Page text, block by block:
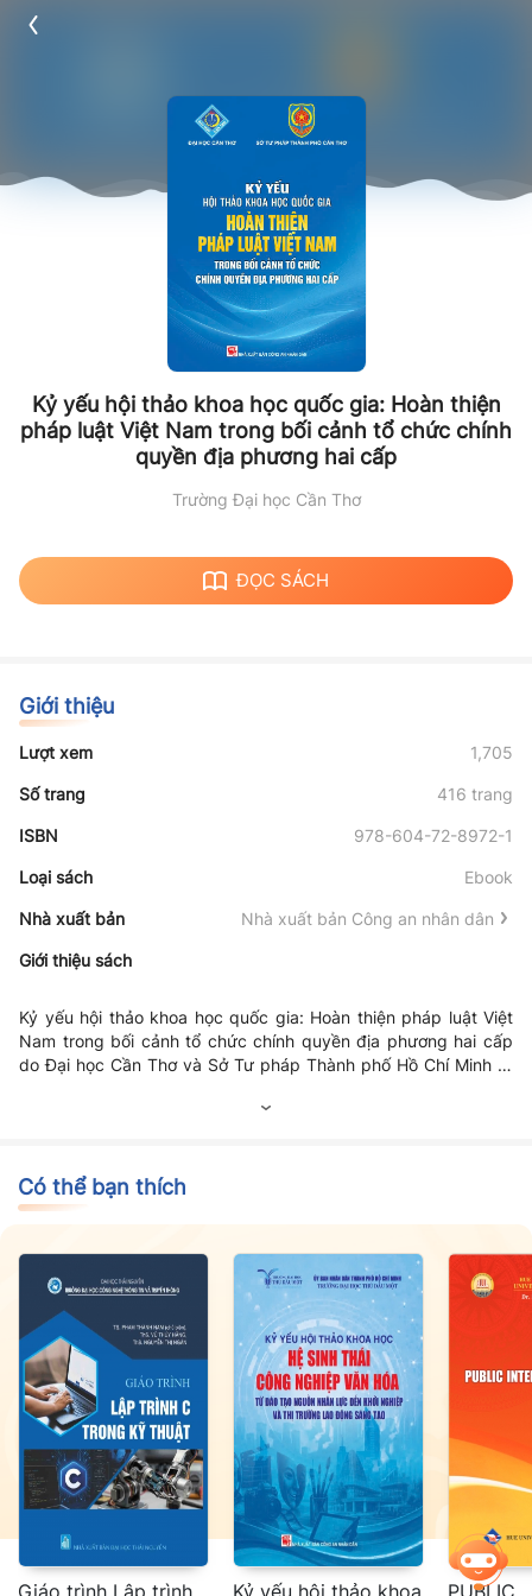
Kỷ yếu hội thảo khoa học quốc gia: Hoàn thiện
pháp luật Việt Nam trong bối cảnh tổ chức chính
quyền địa phương hai cấp
Trường Đại học Cần Thơ
ĐỌC SÁCH
Giới thiệu
Lượt xem 1,705
Số trang 416 trang
ISBN 978-604-72-8972-1
Loại sách Ebook
Nhà xuất bản Nhà xuất bản Công an nhân dân
Giới thiệu sách
Kỷ yếu hội thảo khoa học quốc gia: Hoàn thiện pháp luật Việt
Nam trong bối cảnh tổ chức chính quyền địa phương hai cấp
do Đại học Cần Thơ và Sở Tư pháp Thành phố Hồ Chí Minh tổ
Có thể bạn thích
Giáo trình Lập trình Kỷ yếu hội thảo khoa PUBLIC